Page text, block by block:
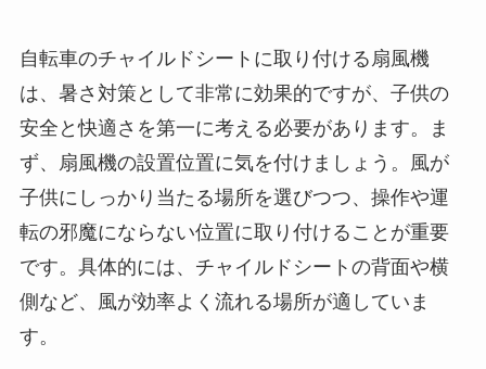
自転車のチャイルドシートに取り付ける扇風機
は、暑さ対策として非常に効果的ですが、子供の
安全と快適さを第一に考える必要があります。ま
ず、扇風機の設置位置に気を付けましょう。風が
子供にしっかり当たる場所を選びつつ、操作や運
転の邪魔にならない位置に取り付けることが重要
です。具体的には、チャイルドシートの背面や横
側など、風が効率よく流れる場所が適していま
す。